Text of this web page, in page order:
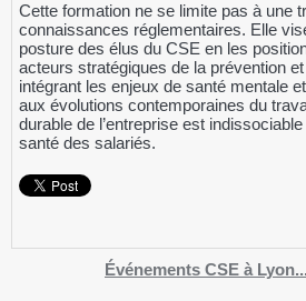
Cette formation ne se limite pas à une
connaissances réglementaires. Elle
posture des élus du CSE en les
acteurs stratégiques de la prévention
intégrant les enjeux de santé mentale
aux évolutions contemporaines du
durable de l’entreprise est
santé des salariés.
Événements CSE à Lyon...